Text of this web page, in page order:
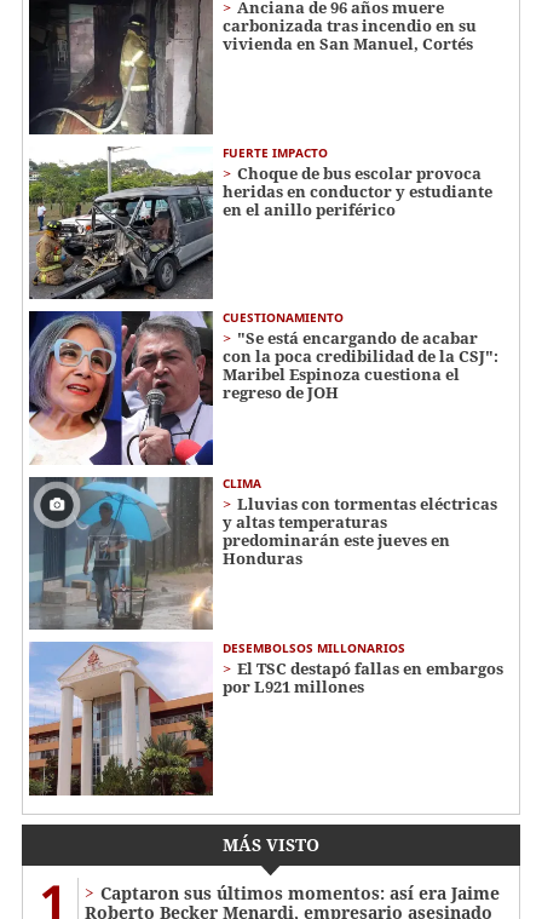
Anciana de 96 años muere
carbonizada tras incendio en su
vivienda en San Manuel, Cortés
FUERTE IMPACTO
Choque de bus escolar provoca
heridas en conductor y estudiante
en el anillo periférico
CUESTIONAMIENTO
"Se está encargando de acabar
con la poca credibilidad de la CSJ":
Maribel Espinoza cuestiona el
regreso de JOH
CLIMA
Lluvias con tormentas eléctricas
y altas temperaturas
predominarán este jueves en
Honduras
DESEMBOLSOS MILLONARIOS
El TSC destapó fallas en embargos
por L921 millones
MÁS VISTO
1
Captaron sus últimos momentos: así era Jaime
Roberto Becker Menardi​​​, empresario asesinado